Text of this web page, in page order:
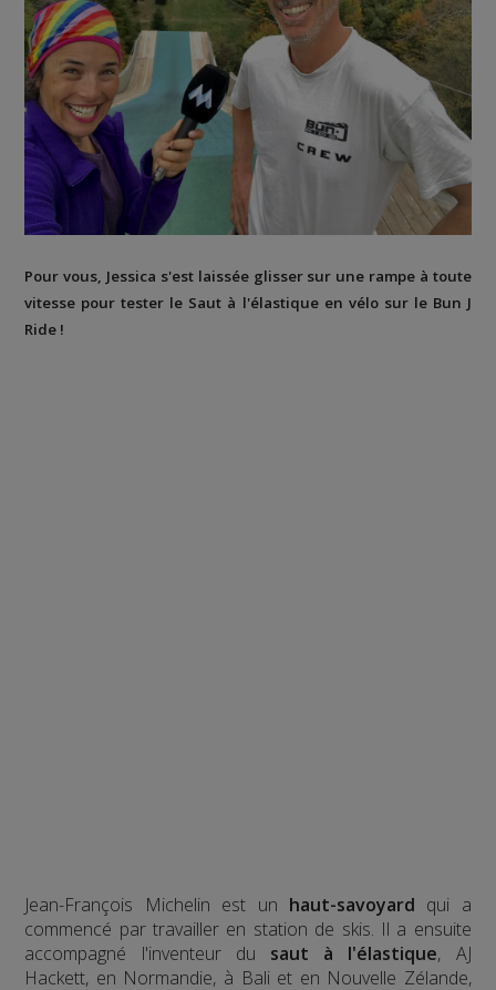
Pour vous, Jessica s'est laissée glisser sur une rampe à toute
vitesse pour tester le Saut à l'élastique en vélo sur le Bun J
Ride !
Jean-François Michelin est un haut-savoyard qui a
commencé par travailler en station de skis. Il a ensuite
accompagné l'inventeur du saut à l'élastique, AJ
Hackett, en Normandie, à Bali et en Nouvelle Zélande,